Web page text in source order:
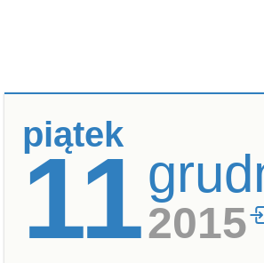
piątek
112015